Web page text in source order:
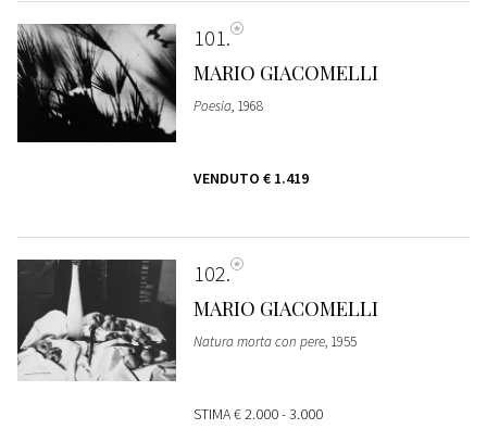
101
MARIO GIACOMELLI
Poesia, 1968
VENDUTO € 1.419
102
MARIO GIACOMELLI
Natura morta con pere, 1955
STIMA€ 2.000 - 3.000